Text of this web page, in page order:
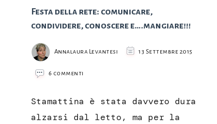
Festa della rete: comunicare,
condividere, conoscere e….mangiare!!!
Annalaura Levantesi 13 Settembre 2015
6 commenti
rete:
comunicare,
Stamattina è stata davvero dura
alzarsi dal letto, ma per la